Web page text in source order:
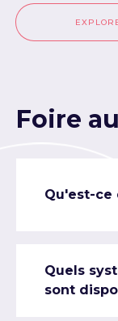
Foire
Qu'est-ce
Quels
sont